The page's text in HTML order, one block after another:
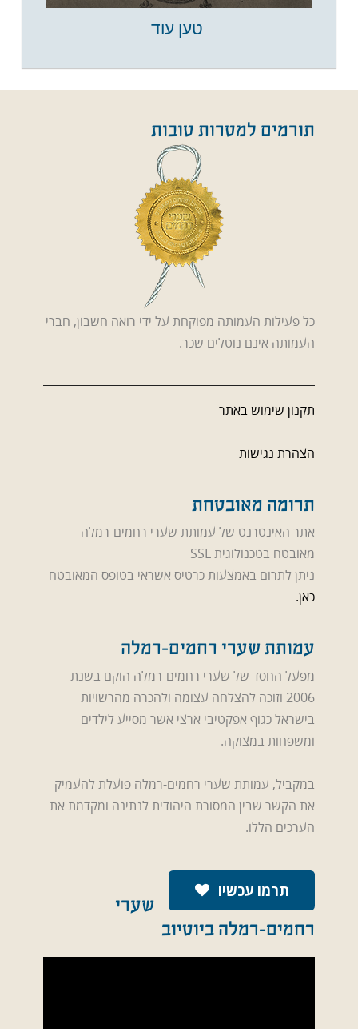
טען עוד
תורמים למטרות טובות
כל פעילות העמותה מפוקחת על ידי רואה חשבון, חברי
העמותה אינם נוטלים שכר.
תקנון שימוש באתר
הצהרת נגישות
תרומה מאובטחת
אתר האינטרנט של עמותת שערי רחמים-רמלה
מאובטח בטכנולוגית SSL
ניתן לתרום באמצעות כרטיס אשראי בטופס המאובטח
כאן.
עמותת שערי רחמים-רמלה
מפעל החסד של שערי רחמים-רמלה הוקם בשנת
2006 וזוכה להצלחה עצומה ולהכרה מהרשויות
בישראל כגוף אפקטיבי ארצי אשר מסייע לילדים
ומשפחות במצוקה.
במקביל, עמותת שערי רחמים-רמלה פועלת להעמיק
את הקשר שבין המסורת היהודית לנתינה ומקדמת את
הערכים הללו.
תרמו עכשיו
שערי
רחמים-רמלה ביוטיוב